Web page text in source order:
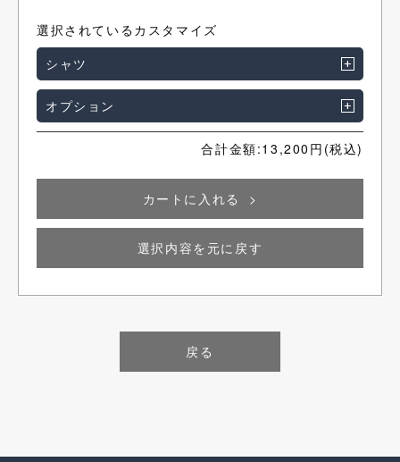
選択されているカスタマイズ
シャツ
オプション
合計金額:13,200 円(税込)
カートに入れる
選択内容を元に戻す
戻る